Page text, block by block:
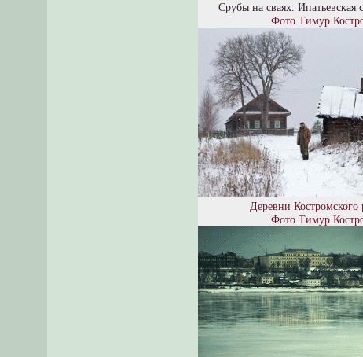
Срубы на сваях. Ипатьевская
Фото Тимур
Деревни Костромского
Фото Тимур